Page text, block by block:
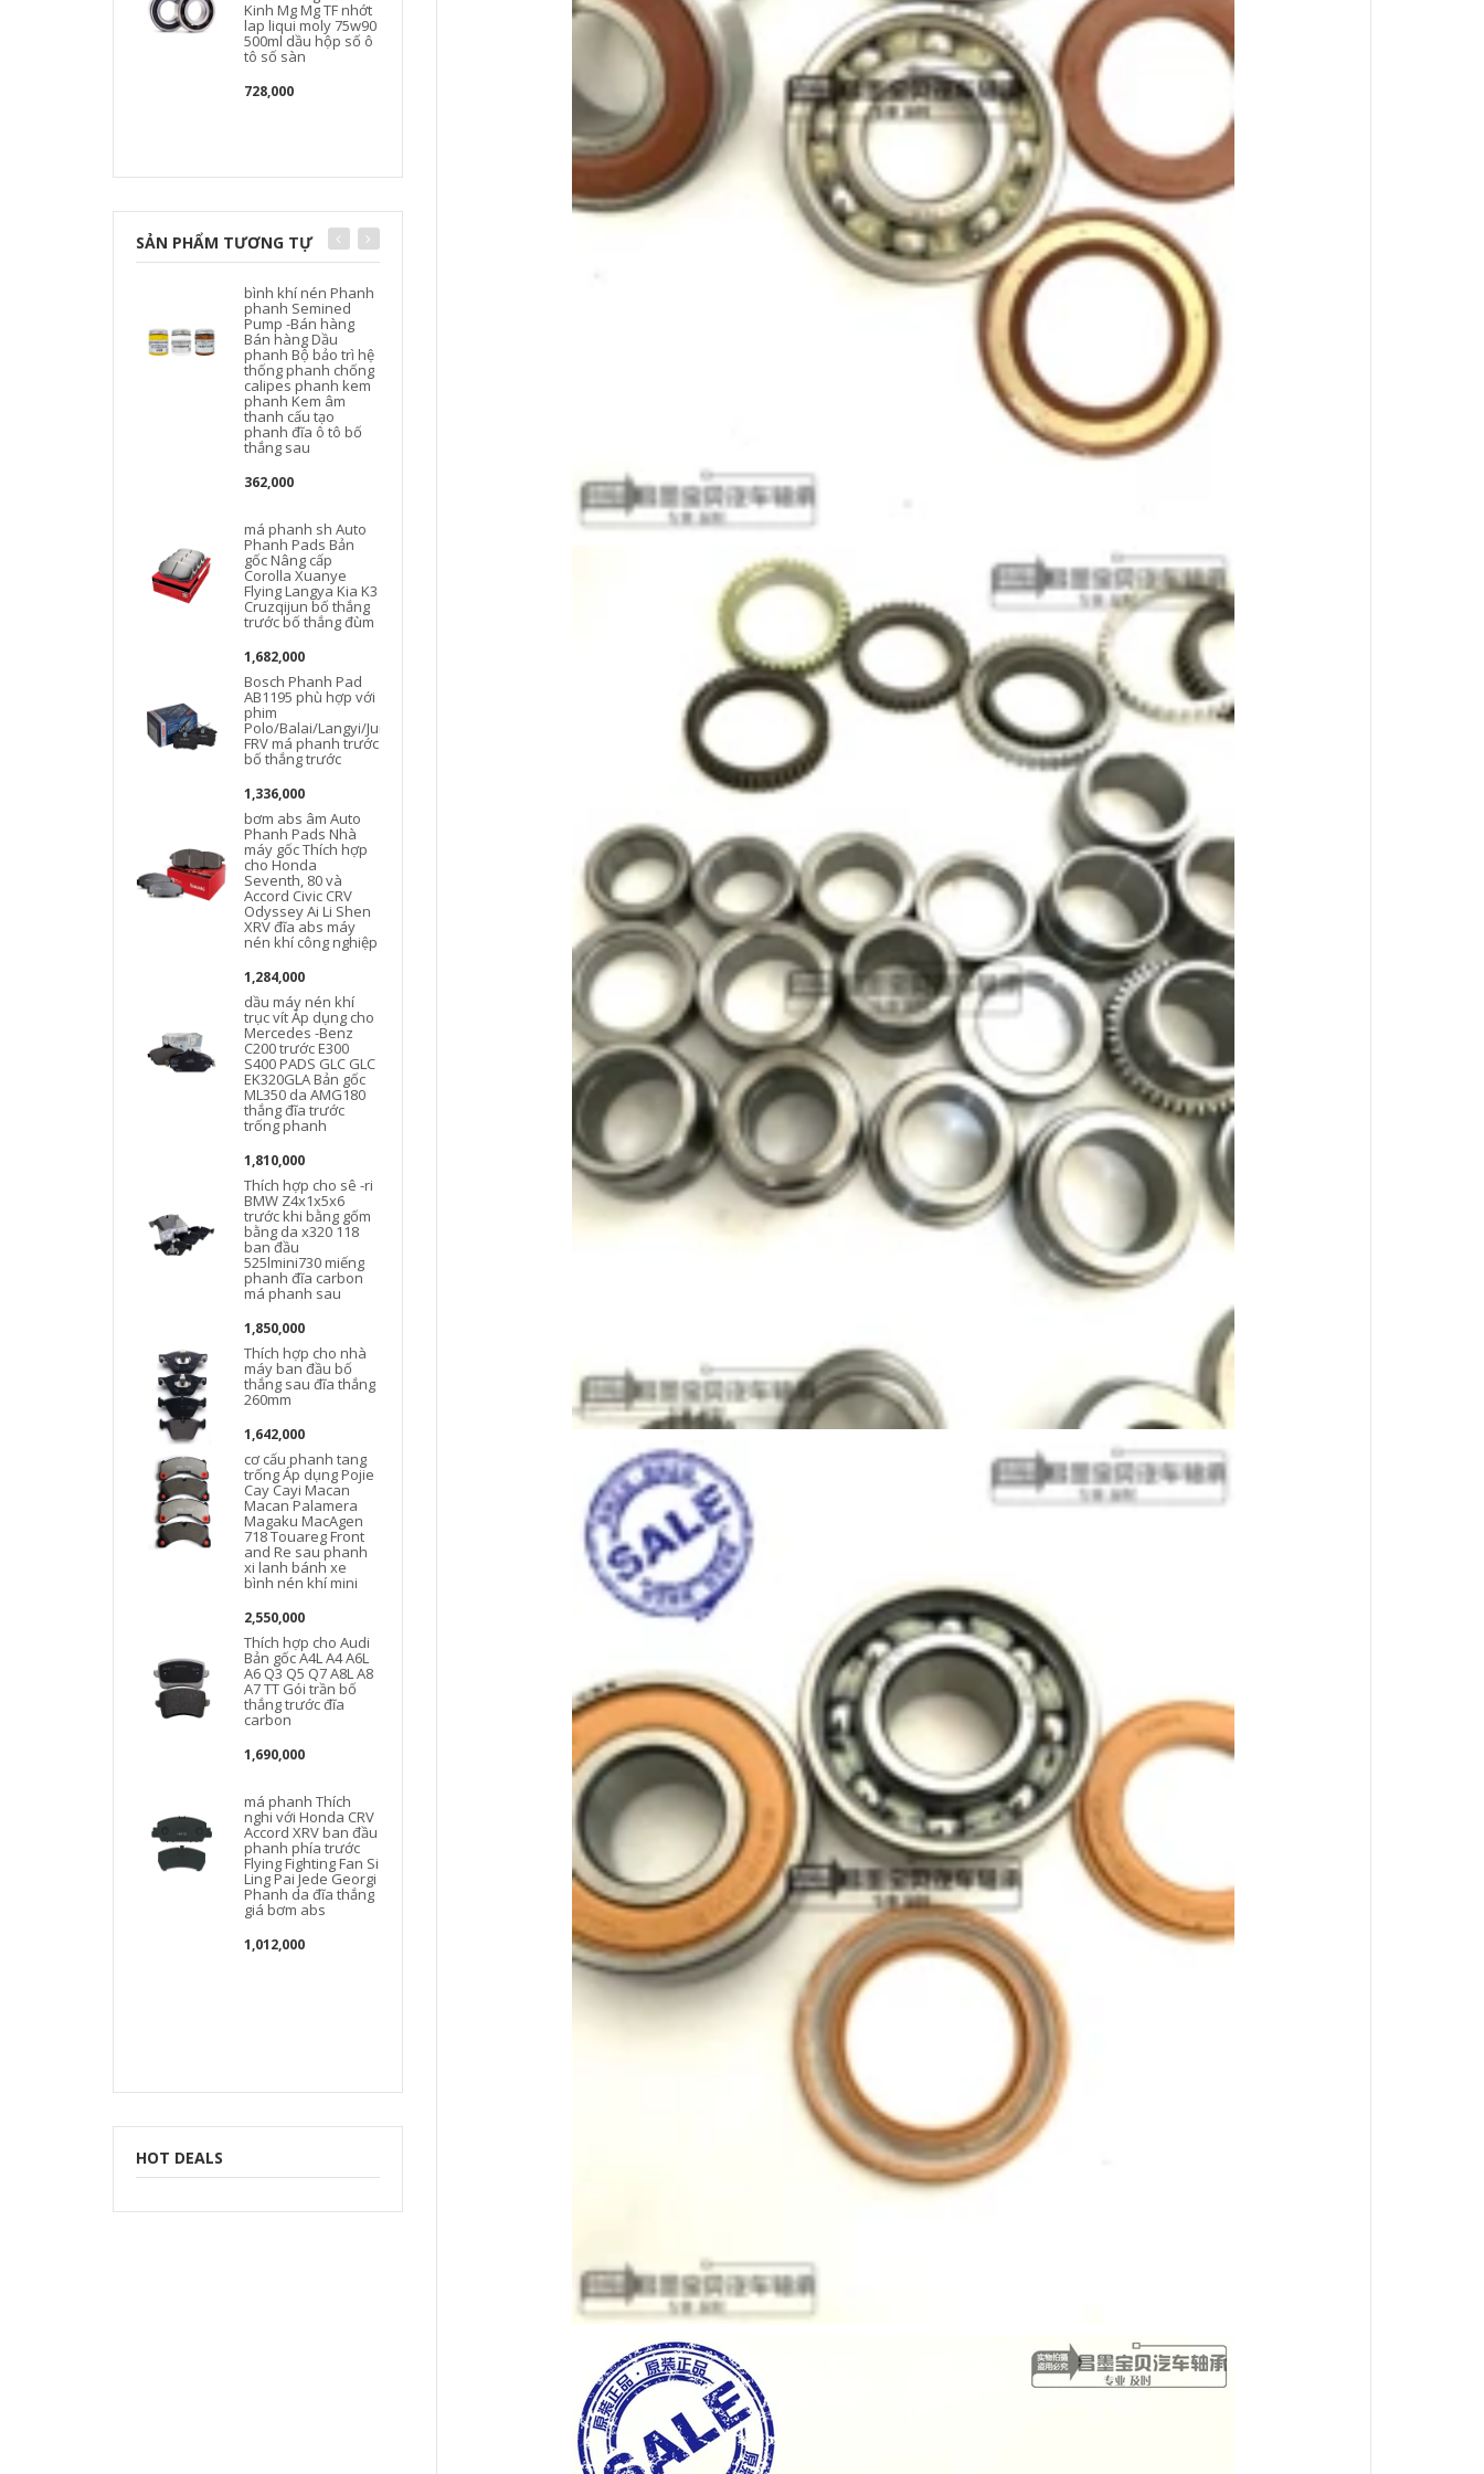
Kinh Mg Mg TF nhớt
lap liqui moly 75w90
500ml dầu hộp số ô
tô số sàn
728,000
bánh răng hộp số HCDU40680042
mang 40*68*42
mang
JRM3940/JRM4068-
2RS nhớt hộp số
nhớt láp liqui moly
80w90
495,000
SẢN PHẨM TƯƠNG TỰ
bình khí nén Phanh
phanh Semined
Pump -Bán hàng
Bán hàng Dầu
phanh Bộ bảo trì hệ
thống phanh chống
calipes phanh kem
phanh Kem âm
thanh cấu tạo
phanh đĩa ô tô bố
thắng sau
362,000
má phanh sh Auto
Phanh Pads Bản
gốc Nâng cấp
Corolla Xuanye
Flying Langya Kia K3
Cruzqijun bố thắng
trước bố thắng đùm
1,682,000
Bosch Phanh Pad
AB1195 phù hợp với
phim
Polo/Balai/Langyi/Junjie
FRV má phanh trước
bố thắng trước
1,336,000
bơm abs âm Auto
Phanh Pads Nhà
máy gốc Thích hợp
cho Honda
Seventh, 80 và
Accord Civic CRV
Odyssey Ai Li Shen
XRV đĩa abs máy
nén khí công nghiệp
1,284,000
dầu máy nén khí
trục vít Áp dụng cho
Mercedes -Benz
C200 trước E300
S400 PADS GLC GLC
EK320GLA Bản gốc
ML350 da AMG180
thắng đĩa trước
trống phanh
1,810,000
Thích hợp cho sê -ri
BMW Z4x1x5x6
trước khi bằng gốm
bằng da x320 118
ban đầu
525lmini730 miếng
phanh đĩa carbon
má phanh sau
1,850,000
Thích hợp cho nhà
máy ban đầu bố
thắng sau đĩa thắng
260mm
1,642,000
cơ cấu phanh tang
trống Áp dụng Pojie
Cay Cayi Macan
Macan Palamera
Magaku MacAgen
718 Touareg Front
and Re sau phanh
xi lanh bánh xe
bình nén khí mini
2,550,000
Thích hợp cho Audi
Bản gốc A4L A4 A6L
A6 Q3 Q5 Q7 A8L A8
A7 TT Gói trần bố
thắng trước đĩa
carbon
1,690,000
má phanh Thích
nghi với Honda CRV
Accord XRV ban đầu
phanh phía trước
Flying Fighting Fan Si
Ling Pai Jede Georgi
Phanh da đĩa thắng
giá bơm abs
1,012,000
xi lanh bánh xe
Brebo Phanh Car 4
viên của bộ đồ ban
đầu của phanh đĩa
EBC phanh pad da
xanh da vàng da đỏ
phù hợp cho vương
miện ruizhi hống
hách Camry Hanlan
phanh phanh đĩa ô
máy nén khí 200l
4hp Bosch Phanh
Pads được áp dụng
cho Toyota Corolla
1.6 1.8/tràng hoa
gốm gốm dán
phanh phía trước
phim chính hãng
cấu tạo phanh đĩa ô
tô bố thắng trước
má phanh oto Áp
dụng Toyota Corolla
Toyota xe phanh
phanh thích ứng
Corolla hoa vương
miện camry rui zhi
xe phía sau gốm sứ
phanh ô tô bố thắng
cấu tạo của phanh
tang trống Audi phù
hợp gốc A4L A4 A6L
A6 A6 Q3 Q5 Q7 A8L
A8 A7 A7 BARE
PICINE SKIN cấu tạo
phanh đĩa cảm biến
tốc độ bánh xe abs
Áp dụng áp dụng
C200 C180 E260
E300 E300 E -Class
CLA GLC GLK ML
Tấm phanh phía
trước và phía sau
Range Rover 2
Khám phá 34 Jaguar
xfxexj XJL Mặt trước
và miếng phanh
cấu tạo của phanh
tang trống
1,610,000
Áp dụng Mercedes -
Benz
E200C180C200E260CLAE300GLK260GL
thắng đĩa không có
hơi phụ kiện máy
Galfer ITT ban đầu
phanh ban đầu phù
325li cảm biến abs
dầu máy nén khí
3,542,000
Điện phanh xe điện
phanh phanh xe
máy phanh trước và
phía sau phanh
Emma Phanh đĩa
phanh lắp ráp phụ
kiện đĩa carbon máy
nén khí puma
207,000
Pa Shijie Cayenne
Palamera Macan
Volkswagen
Phantan Audi
Q7A8L Mặt trước và
Phanh sau thắng
đĩa ô tô má phanh ô
tô
1,970,000
nén khí 200l 4hp
1,096,000
Thích ứng với
Volkswagen Langya
Polo Polo Magotan
CC Santana Passat
bố thắng sau bơm
abs âm
972,000
Audi -Specific A6L
A4L A6 A4 A3 A5 A5
A8L Q3 Q5 Q7 TT Gói
260mm sửa bơm
1,690,000
bố thắng ô tô Áp
dụng cho Honda
CRV Feng Fans Mười
thế hệ Civic,
Dynasties
Seveneth -Nineth,
Banyang Pavilion
Lingpai binzhi Bai
và tìm thấy gốm sứ
da thông da thông
da bố thắng sau
máy nén khí 12v
788,000
HOT DEALS